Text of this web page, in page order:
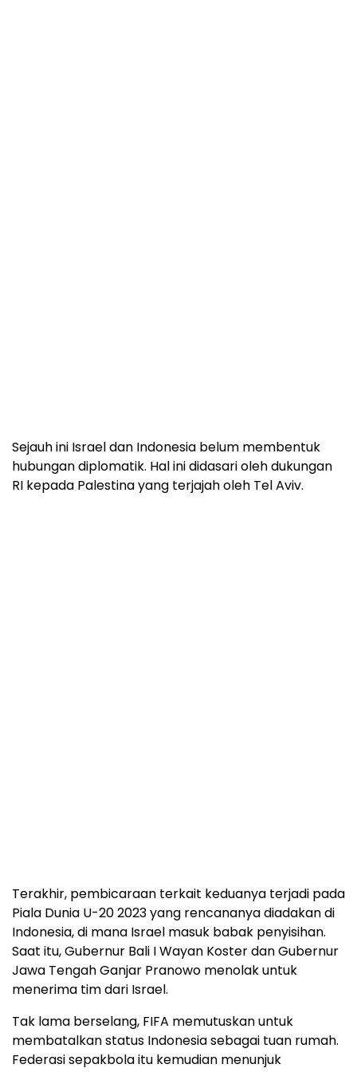
Sejauh ini Israel dan Indonesia belum membentuk
hubungan diplomatik. Hal ini didasari oleh dukungan
RI kepada Palestina yang terjajah oleh Tel Aviv.
Terakhir, pembicaraan terkait keduanya terjadi pada
Piala Dunia U-20 2023 yang rencananya diadakan di
Indonesia, di mana Israel masuk babak penyisihan.
Saat itu, Gubernur Bali I Wayan Koster dan Gubernur
Jawa Tengah Ganjar Pranowo menolak untuk
menerima tim dari Israel.
Tak lama berselang, FIFA memutuskan untuk
membatalkan status Indonesia sebagai tuan rumah.
Federasi sepakbola itu kemudian menunjuk